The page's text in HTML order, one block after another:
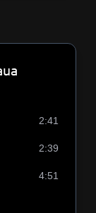
2:41
2:39
4:51